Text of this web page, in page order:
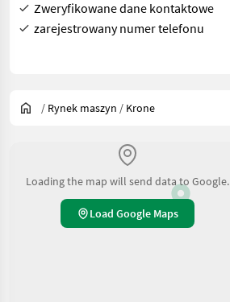
Zweryfikowane dane kontaktowe
zarejestrowany numer telefonu
/ Rynek maszyn / Krone
Loading the map will send data to Google.
Load Google Maps